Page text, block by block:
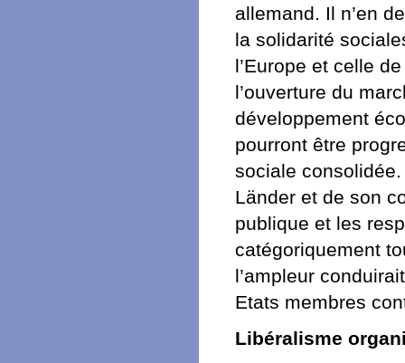
allemand. Il n’en
la solidarité
l’Europe et celle
l’ouverture du
développement
pourront être
sociale consolidée.
Länder et de son
publique et les
catégoriquement
l’ampleur
Etats membres
Libéralisme